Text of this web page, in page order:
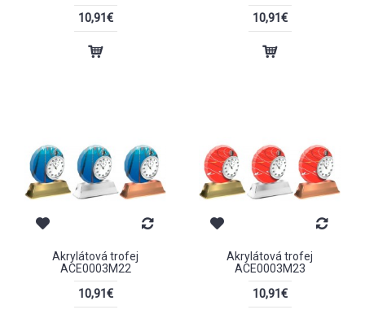
10,91€ 10,91€
Akrylátová trofej
ACE0003M22
10,91€
Akrylátová trofej
ACE0003M23
10,91€